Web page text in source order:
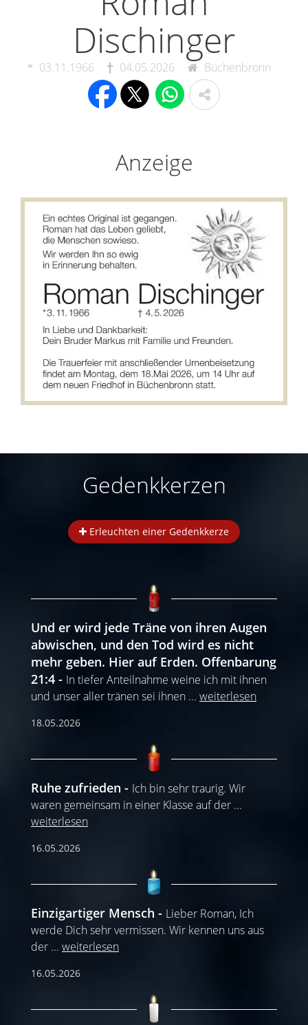
Dischinger
03.11.1966 04.05.2026 Büchenbronn
Anzeige
Gedenkkerzen
Erleuchten einer Gedenkkerze
Und er wird jede Träne von ihren Augen
abwischen, und den Tod wird es nicht
mehr geben. Hier auf Erden. Offenbarung
21:4
In tiefer Anteilnahme weine ich mit ihnen
und unser aller tränen sei ihnen ... weiterlesen
18.05.2026
Ruhe zufrieden
Ich bin sehr traurig. Wir
waren gemeinsam in einer Klasse auf der ...
weiterlesen
16.05.2026
Einzigartiger Mensch
Lieber Roman, Ich
werde Dich sehr vermissen. Wir kennen uns aus
der ... weiterlesen
16.05.2026